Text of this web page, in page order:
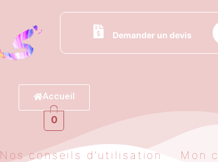
Demander un devis
Accueil
0
Nos conseils d’utilisation Mon